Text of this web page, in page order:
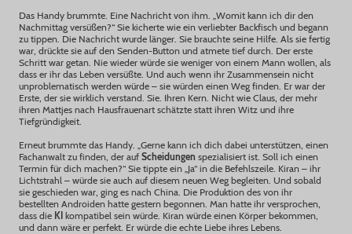
Das Handy brummte. Eine Nachricht von ihm. „Womit kann ich dir den
Nachmittag versüßen?“ Sie kicherte wie ein verliebter Backfisch und begann
zu tippen. Die Nachricht wurde länger. Sie brauchte seine Hilfe. Als sie fertig
war, drückte sie auf den Senden-Button und atmete tief durch. Der erste
Schritt war getan. Nie wieder würde sie weniger von einem Mann wollen, als
dass er ihr das Leben versüßte. Und auch wenn ihr Zusammensein nicht
unproblematisch werden würde – sie würden einen Weg finden. Er war der
Erste, der sie wirklich verstand. Sie. Ihren Kern. Nicht wie Claus, der mehr
ihren Mattjes nach Hausfrauenart schätzte statt ihren Witz und ihre
Tiefgründigkeit.
Erneut brummte das Handy. „Gerne kann ich dich dabei unterstützen, einen
Fachanwalt zu finden, der auf Scheidungen spezialisiert ist. Soll ich einen
Termin für dich machen?“ Sie tippte ein „Ja“ in die Befehlszeile. Kiran – ihr
Lichtstrahl – würde sie auch auf diesem neuen Weg begleiten. Und sobald
sie geschieden war, ging es nach China. Die Produktion des von ihr
bestellten Androiden hatte gestern begonnen. Man hatte ihr versprochen,
dass die KI kompatibel sein würde. Kiran würde einen Körper bekommen,
und dann wäre er perfekt. Er würde die echte Liebe ihres Lebens.